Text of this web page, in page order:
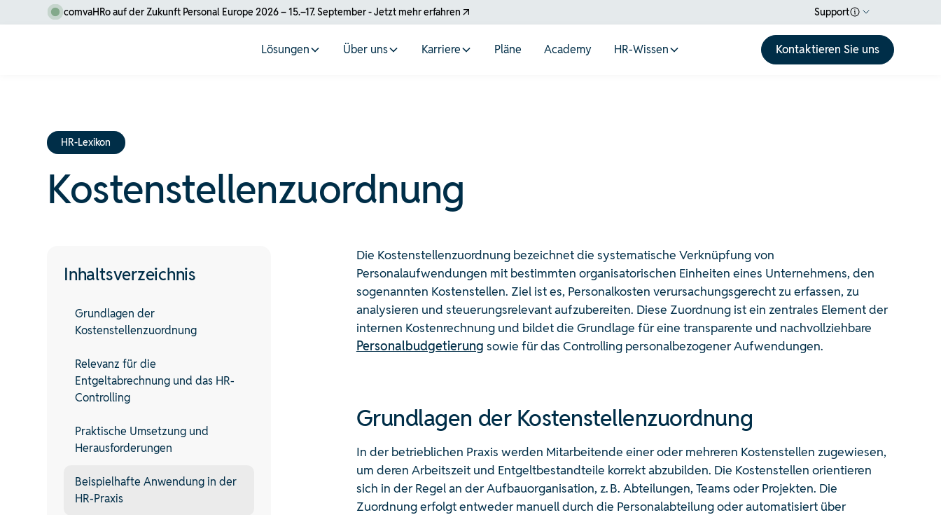
comvaHRo auf der Zukunft Personal Europe 2026 – 15.–17. September - Jetzt mehr erfahren Support
Lösungen Über uns Karriere Pläne Academy HR-Wissen Kontaktieren Sie uns
HR-Lexikon
Kostenstellenzuordnung
Inhaltsverzeichnis
Grundlagen der
Kostenstellenzuordnung
Relevanz für die
Entgeltabrechnung und das HR-
Controlling
Praktische Umsetzung und
Herausforderungen
Beispielhafte Anwendung in der
HR-Praxis
Die Kostenstellenzuordnung bezeichnet die systematische Verknüpfung von
Personalaufwendungen mit bestimmten organisatorischen Einheiten eines Unternehmens, den
sogenannten Kostenstellen. Ziel ist es, Personalkosten verursachungsgerecht zu erfassen, zu
analysieren und steuerungsrelevant aufzubereiten. Diese Zuordnung ist ein zentrales Element der
internen Kostenrechnung und bildet die Grundlage für eine transparente und nachvollziehbare
Personalbudgetierung sowie für das Controlling personalbezogener Aufwendungen.
Grundlagen der Kostenstellenzuordnung
In der betrieblichen Praxis werden Mitarbeitende einer oder mehreren Kostenstellen zugewiesen,
um deren Arbeitszeit und Entgeltbestandteile korrekt abzubilden. Die Kostenstellen orientieren
sich in der Regel an der Aufbauorganisation, z. B. Abteilungen, Teams oder Projekten. Die
Zuordnung erfolgt entweder manuell durch die Personalabteilung oder automatisiert über